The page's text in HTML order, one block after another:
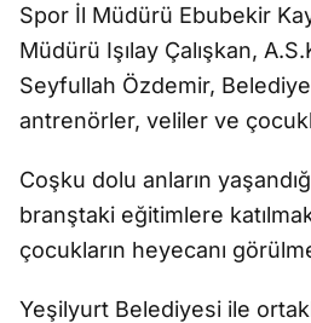
Spor İl Müdürü Ebubekir
Müdürü Işılay Çalışkan,
Seyfullah Özdemir,
antrenörler, veliler ve
Coşku dolu anların
branştaki eğitimlere
çocukların heyecanı
Yeşilyurt Belediyesi ile